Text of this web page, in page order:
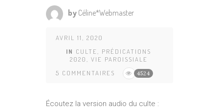
by Céline*Webmaster
AVRIL 11, 2020
IN CULTE, PRÉDICATIONS
2020, VIE PAROISSIALE
5 COMMENTAIRES
4524
Écoutez la version audio du culte :